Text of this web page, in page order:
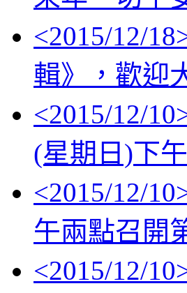
<2015/12/18
輯》，歡迎
<2015/12/10
(星期日)下
<2015/12/10
午兩點召開
<2015/12/10